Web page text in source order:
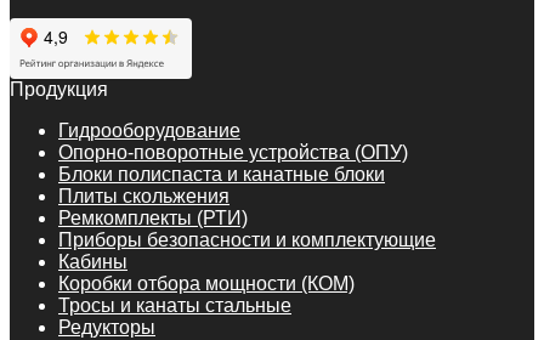
Продукция
Гидрооборудование
Опорно-поворотные устройства (ОПУ)
Блоки полиспаста и канатные блоки
Плиты скольжения
Ремкомплекты (РТИ)
Приборы безопасности и комплектующие
Кабины
Коробки отбора мощности (КОМ)
Тросы и канаты стальные
Редукторы